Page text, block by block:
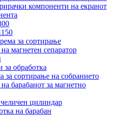
компоненти на екранот
за сортирање
магнетен сепаратор
за обработка
за сортирање на собранието
барабанот за магнетно
цилиндар
на барабан